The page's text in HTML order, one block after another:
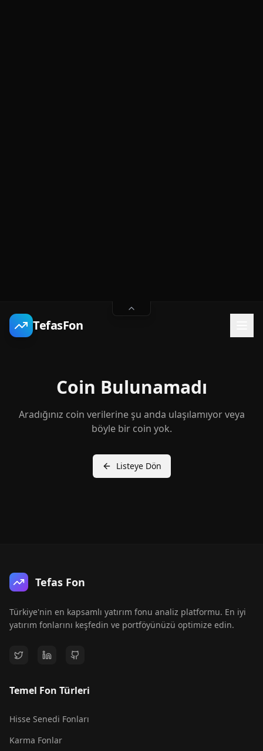
TefasFon
Coin Bulunamadı
Aradığınız coin verilerine şu anda ulaşılamıyor veya
böyle bir coin yok.
Listeye Dön
Tefas Fon
Türkiye'nin en kapsamlı yatırım fonu analiz platformu. En iyi
yatırım fonlarını keşfedin ve portföyünüzü optimize edin.
Temel Fon Türleri
Hisse Senedi Fonları
Karma Fonlar